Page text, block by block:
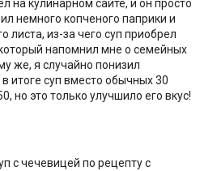
на кулинарном сайте, и он просто
немного копченого паприки и
листа, из-за чего суп приобрел
напомнил мне о семейных
же, я случайно понизил
итоге суп вместо обычных 30
но это только улучшило его вкус!
с чечевицей по рецепту с